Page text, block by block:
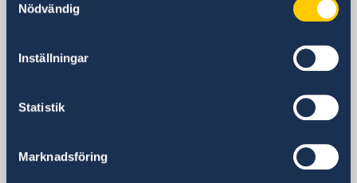
Nödvändig
Inställningar
Statistik
Marknadsföring
Telefonnummer
+972 3 718 00 00
ambassaden.tel-aviv@gov.se
passport.tel-aviv@gov.se